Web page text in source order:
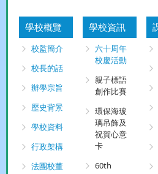
學校概覽
校監簡介
校長的話
辦學宗旨
歷史背景
學校資料
行政架構
法團校董
學校資訊
六十周年
校慶活動
親子標語
創作比賽
環保海玻
璃吊飾及
祝賀心意
卡
60th